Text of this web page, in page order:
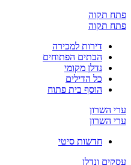
פתח תקוה
פתח תקוה
דירות למכירה
הבתים הפתוחים
נדלן מקומי
כל הדילים
הוסף בית פתוח
ערי השרון
ערי השרון
חדשות סיטי
עסקים ונדלן